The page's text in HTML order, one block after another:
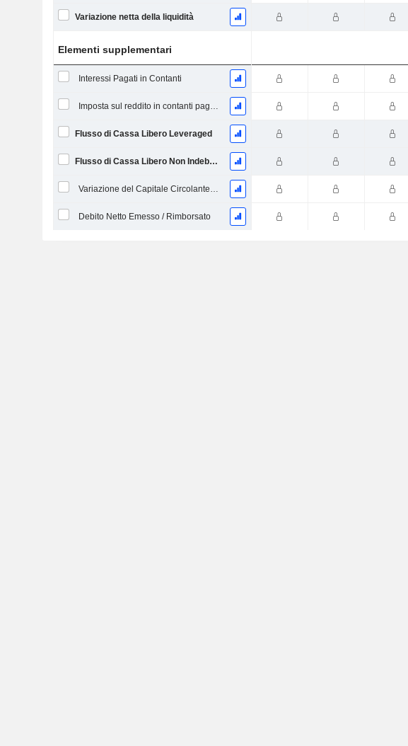
Variazione netta della liquidità
Elementi supplementari
Interessi Pagati in Contanti
Imposta sul reddito in contanti pagata (rimborso)
Flusso di Cassa Libero Leveraged
Flusso di Cassa Libero Non Indebitato
Variazione del Capitale Circolante Netto
Debito Netto Emesso / Rimborsato